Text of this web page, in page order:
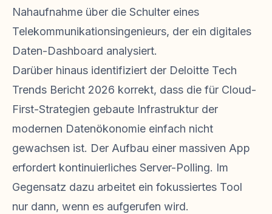
Nahaufnahme über die Schulter eines
Telekommunikationsingenieurs, der ein digitales
Daten-Dashboard analysiert.
Darüber hinaus identifiziert der Deloitte Tech
Trends Bericht 2026 korrekt, dass die für Cloud-
First-Strategien gebaute Infrastruktur der
modernen Datenökonomie einfach nicht
gewachsen ist. Der Aufbau einer massiven App
erfordert kontinuierliches Server-Polling. Im
Gegensatz dazu arbeitet ein fokussiertes Tool
nur dann, wenn es aufgerufen wird.